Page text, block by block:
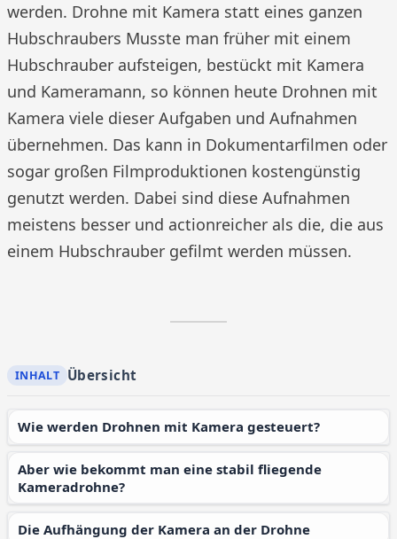
werden. Drohne mit Kamera statt eines ganzen
Hubschraubers Musste man früher mit einem
Hubschrauber aufsteigen, bestückt mit Kamera
und Kameramann, so können heute Drohnen mit
Kamera viele dieser Aufgaben und Aufnahmen
übernehmen. Das kann in Dokumentarfilmen oder
sogar großen Filmproduktionen kostengünstig
genutzt werden. Dabei sind diese Aufnahmen
meistens besser und actionreicher als die, die aus
einem Hubschrauber gefilmt werden müssen.
Übersicht
Wie werden Drohnen mit Kamera gesteuert?
Aber wie bekommt man eine stabil fliegende
Kameradrohne?
Die Aufhängung der Kamera an der Drohne